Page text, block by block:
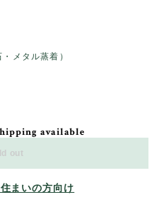
メタル蒸着）
available
out
まいの方向け